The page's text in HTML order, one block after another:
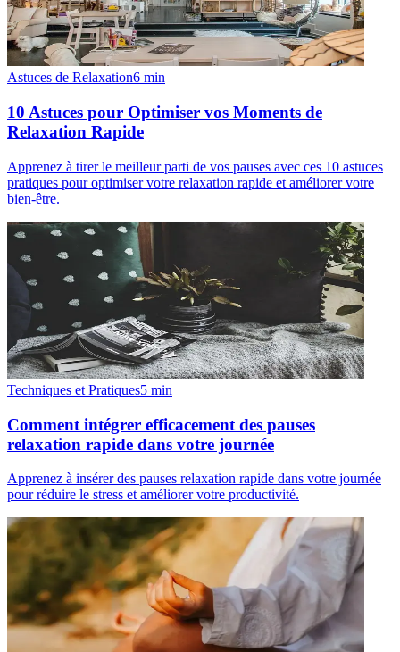
Astuces de Relaxation6 min
10 Astuces pour Optimiser vos Moments de
Relaxation Rapide
Apprenez à tirer le meilleur parti de vos pauses avec ces 10 astuces
pratiques pour optimiser votre relaxation rapide et améliorer votre
bien-être.
Techniques et Pratiques5 min
Comment intégrer efficacement des pauses
relaxation rapide dans votre journée
Apprenez à insérer des pauses relaxation rapide dans votre journée
pour réduire le stress et améliorer votre productivité.